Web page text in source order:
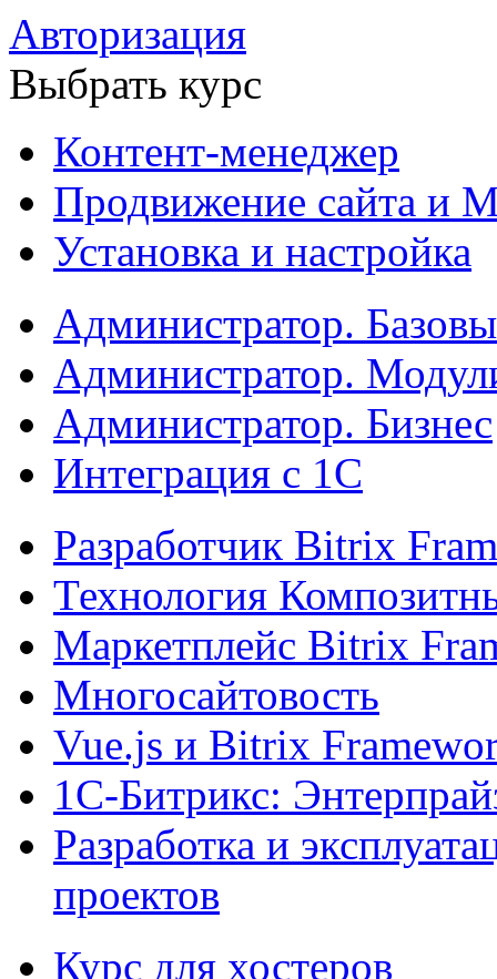
Авторизация
Выбрать курс
Контент-менеджер
Продвижение сайта и
Установка и настройка
Администратор.
Администратор.
Администратор. Бизнес
Интеграция с 1С
Разработчик Bitrix
Технология
Маркетплейс Bitrix
Многосайтовость
Vue.js и Bitrix
1С-Битрикс:
Разработка и
проектов
Курс для хостеров